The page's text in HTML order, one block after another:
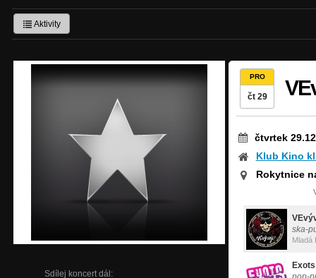
Aktivity
Sdílej koncert dál:
PRO
čt 29
čtvrtek
Klub Kino
Rokytnice
ska-
Mladá
Exots